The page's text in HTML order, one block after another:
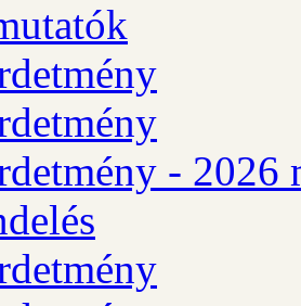
- 2026